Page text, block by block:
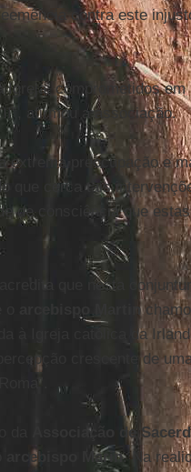
contra este
Igreja, comprometidos em
afirmou a associação.
extrema preocupação e
que cerca tais
de consciência que estas
que nesta
arcebispo Martin
à Igreja católica da
crescente de
da
Associação de
arcebispo Marin. Na